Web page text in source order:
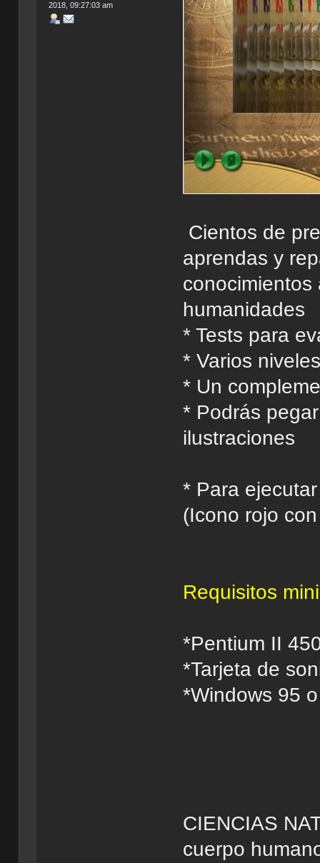
2018, 09:27:03 am
Cientos de
aprendas y
conocimientos
humanidades
* Tests para
* Varios
* Un
* Podrás
ilustraciones
* Para
(Icono rojo
Requisitos
*Pentium II
*Tarjeta de
*Windows 95
CIENCIAS
cuerpo